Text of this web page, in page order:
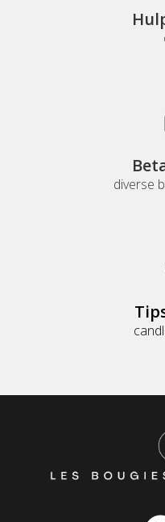
diverse